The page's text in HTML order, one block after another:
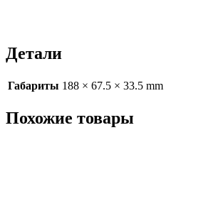
Детали
Габариты 188 × 67.5 × 33.5 mm
Похожие товары